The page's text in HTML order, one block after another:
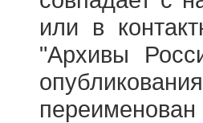
или в
"Архивы
переименован